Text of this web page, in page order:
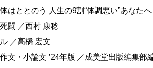
はととのう 人生の9割“体調悪い”あなた
闘 ／西村 康稔
／高橋 宏文
文・小論文 ’24年版 ／成美堂出版編集部